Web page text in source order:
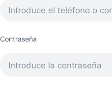
Contraseña